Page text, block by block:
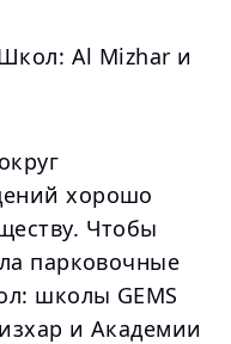
Al Mizhar и
хорошо
Чтобы
парковочные
школы GEMS
и Академии